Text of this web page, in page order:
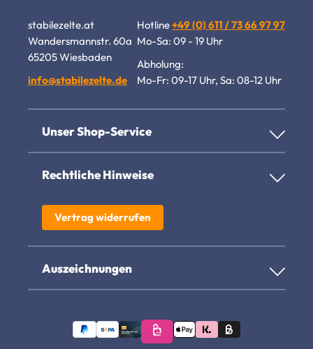
stabilezelte.at
Wandersmannstr. 60a
65205 Wiesbaden
info@stabilezelte.de
Hotline+49 (0) 611 / 73 66 97 97
Mo-Sa: 09 - 19 Uhr
Abholung:
Mo-Fr: 09-17 Uhr, Sa: 08-12 Uhr
Unser Shop-Service
Rechtliche Hinweise
Vertrag widerrufen
Auszeichnungen